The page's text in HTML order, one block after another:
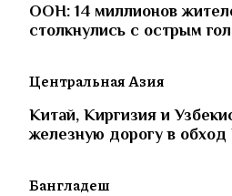
ООН: 14 миллионов
столкнулись с острым
Центральная Азия
Китай, Киргизия и
железную дорогу в обход
Бангладеш